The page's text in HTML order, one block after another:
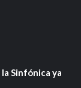
Sinfónica ya